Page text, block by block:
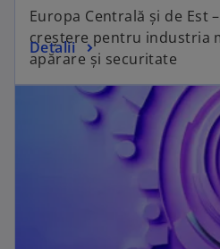
Europa Centrală și de Est
creștere pentru industria
apărare și securitate
Detalii